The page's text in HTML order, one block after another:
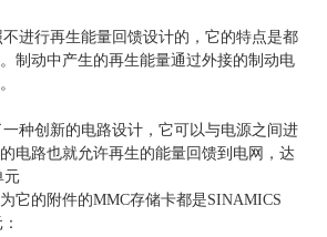
进行再生能量回馈设计的，它的特点是都
制动中产生的再生能量通过外接的制动电
种创新的电路设计，它可以与电源之间进
电路也就允许再生的能量回馈到电网，达
元
它的附件的MMC存储卡都是SINAMICS